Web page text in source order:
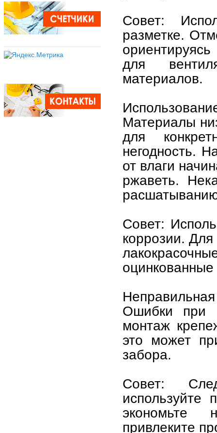
Совет:
разметке.
для
материалов.
Материалы
для
негодность.
от влаги
ржаветь.
Совет:
коррозии.
Ошибки при
монтаж
это может
забора.
Совет:
экономьте
привлеките